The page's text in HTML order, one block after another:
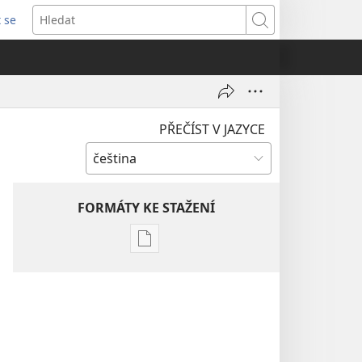
se
Hledat
PŘEČÍST V JAZYCE
FORMÁTY KE STAŽENÍ
Formáty